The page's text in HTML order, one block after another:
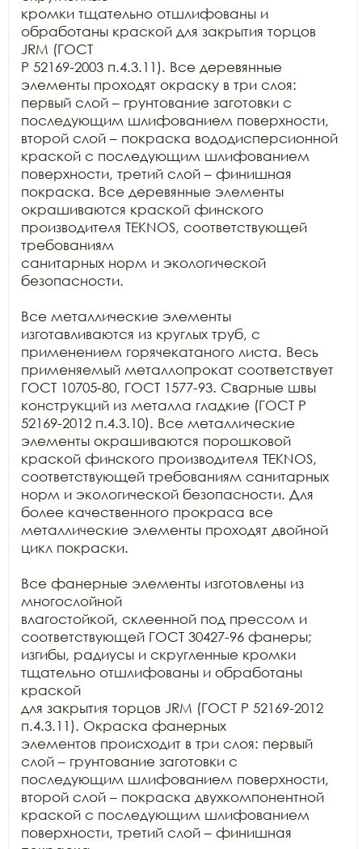
кромки тщательно отшлифованы и
обработаны краской для закрытия торцов
JRM (ГОСТ
Р 52169-2003 п.4.3.11). Все деревянные
элементы проходят окраску в три слоя:
первый слой – грунтование заготовки с
последующим шлифованием поверхности,
второй слой – покраска вододисперсионной
краской с последующим шлифованием
поверхности, третий слой – финишная
покраска. Все деревянные элементы
окрашиваются краской финского
производителя TEKNOS, соответствующей
требованиям
санитарных норм и экологической
безопасности.
Все металлические элементы
изготавливаются из круглых труб, с
применением горячекатаного листа. Весь
применяемый металлопрокат соответствует
ГОСТ 10705-80, ГОСТ 1577-93. Сварные швы
конструкций из металла гладкие (ГОСТ Р
52169-2012 п.4.3.10). Все металлические
элементы окрашиваются порошковой
краской финского производителя TEKNOS,
соответствующей требованиям санитарных
норм и экологической безопасности. Для
более качественного прокраса все
металлические элементы проходят двойной
цикл покраски.
Все фанерные элементы изготовлены из
многослойной
влагостойкой, склеенной под прессом и
соответствующей ГОСТ 30427-96 фанеры;
изгибы, радиусы и скругленные кромки
тщательно отшлифованы и обработаны
краской
для закрытия торцов JRM (ГОСТ Р 52169-2012
п.4.3.11). Окраска фанерных
элементов происходит в три слоя: первый
слой – грунтование заготовки с
последующим шлифованием поверхности,
второй слой – покраска двухкомпонентной
краской с последующим шлифованием
поверхности, третий слой – финишная